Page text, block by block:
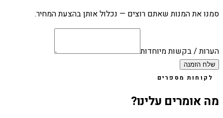
סמנו את המנות שאתם רוצים — נכלול אותן בהצעת המחיר.
הערות / בקשות מיוחדות
שלח הזמנה
לקוחות מספרים
מה אומרים עלינו?